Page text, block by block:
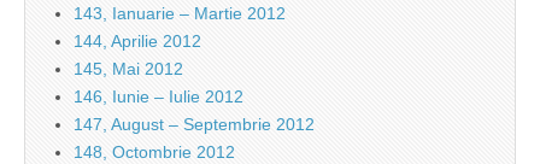
143, Ianuarie – Martie 2012
144, Aprilie 2012
145, Mai 2012
146, Iunie – Iulie 2012
147, August – Septembrie 2012
148, Octombrie 2012